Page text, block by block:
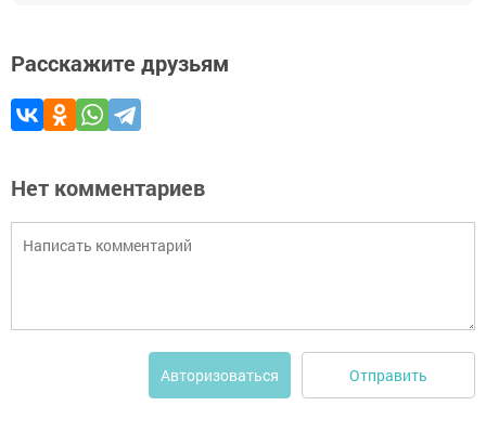
Расскажите друзьям
Нет комментариев
Авторизоваться Отправить